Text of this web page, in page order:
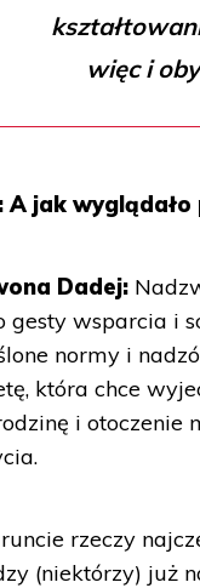
więc i
A jak
Dadej:
gesty wsparcia i
normy i
która chce
i otoczenie
rzeczy
(niektórzy) już